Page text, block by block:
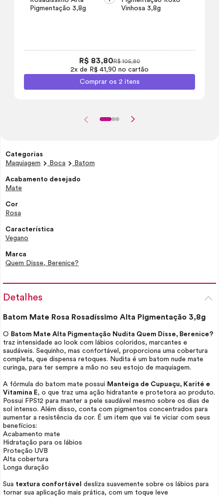
Pigmentação 3,8g
Vinhosa 3,8g
R$ 105,80
R$ 83,80
2x de R$ 41,90 no cartão
Comprar os 2 itens
Categorias
Maquiagem
Boca Batom
Acabamento desejado
Mate
Cor
Rosa
Característica
Vegano
Marca
Quem Disse, Berenice?
Detalhes
Batom Mate Rosa Rosadíssimo Alta Pigmentação 3,8g
O Batom Mate Alta Pigmentação Nudita Quem Disse, Berenice?
traz intensidade ao look com lábios coloridos, marcantes e
saudáveis. Sequinho, mas confortável, proporciona uma cobertura
completa, que dispensa retoques. Nudita é um batom nude mate
curinga, para ter sempre a mão no seu estojo de maquiagem.
A fórmula do batom mate possui Manteiga de Cupuaçu, Karité e
Vitamina E, o que traz uma ação hidratante e protetora ao produto.
Possui FPS12 para manter a pele saudável mesmo sobre os dias de
sol intenso. Além disso, conta com pigmentos concentrados para
aumentar a resistência da cor. É um item que vai te viciar com seus
benefícios:
Acabamento mate
Hidratação para os lábios
Proteção UVB
Alta cobertura
Longa duração
Sua textura confortável
desliza suavemente sobre os lábios para
tornar sua aplicação mais prática, com um toque leve